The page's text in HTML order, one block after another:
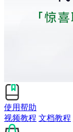
使用帮助
视频教程 文档教程